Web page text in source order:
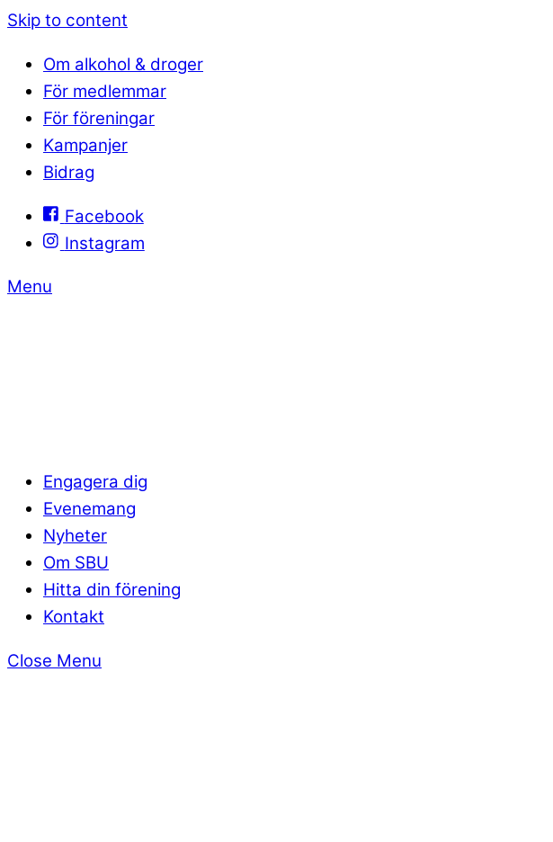
Skip to content
Om alkohol & droger
För medlemmar
För föreningar
Kampanjer
Bidrag
Facebook
Instagram
Menu
Engagera dig
Evenemang
Nyheter
Om SBU
Hitta din förening
Kontakt
Close Menu